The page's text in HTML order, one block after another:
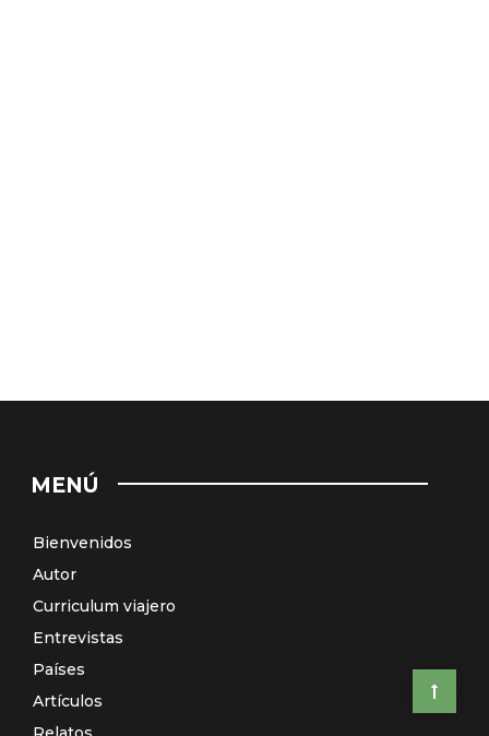
MENÚ
Bienvenidos
Autor
Curriculum viajero
Entrevistas
Países
Artículos